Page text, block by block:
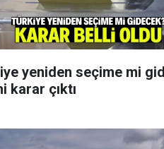
yeniden seçime mi
karar çıktı